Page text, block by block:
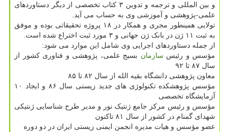
و بین المللی و ترجمه و تدوین ۳ کتاب تخصصی از دیگر دستاوردهای
علمی-پژوهشی و آموزشی وی به حساب می آید.
تولایی همینطور مجری و همکار در ۱۸ پروژه تحقیقاتی بوده و موفق
به ثبت ۱۱ ژن در بانک ژن جهانی و ۳ مورد ثبت اختراع شده است.
از جمله دستاوردهای اجرایی وی شامل این موارد می شود:
مؤسس و رئیس سازمان بسیج علمی، پژوهشی و فناوری کشور از
سال ۸۷ تا ۹۲
معاون پژوهشی دانشگاه بقیه الله از سال ۸۲ تا ۸۵
مؤسس پژوهشکده تکنولوژی های جدید زیستی سال ۸۶ و ایجاد ۱۰
آزمایشگاه تخصصی
مؤسس و رئیس مرکز جامع ژنتیک نور و مدیر طرح شناسایی ژنتیکی
شهدای گمنام در کشور از سال ۸۱ تاکنون
عضو مؤسس و هیات مدیره انجمن ایمنی زیستی ایران در دو دوره